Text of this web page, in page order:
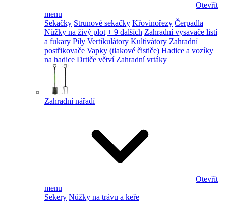
Otevřít
menu
Sekačky Strunové sekačky Křovinořezy Čerpadla
Nůžky na živý plot + 9 dalších Zahradní vysavače listí
a fukary Pily Vertikulátory Kultivátory Zahradní
postřikovače Vapky (tlakové čističe) Hadice a vozíky
na hadice Drtiče větví Zahradní vrtáky
Zahradní nářadí
Otevřít
menu
Sekery Nůžky na trávu a keře